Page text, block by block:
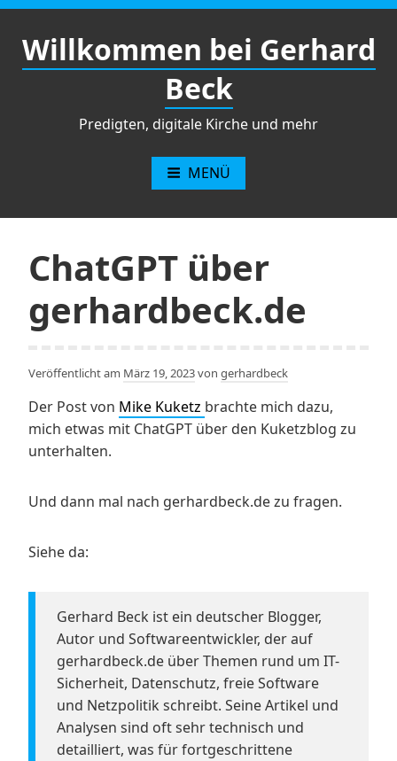
Zum
springen
Willkommen bei Gerhard
Beck
Predigten, digitale Kirche und mehr
MENÜ
ChatGPT über
gerhardbeck.de
Veröffentlicht am März 19, 2023von gerhardbeck
Der Post von Mike Kuketz brachte mich dazu,
mich etwas mit ChatGPT über den Kuketzblog zu
unterhalten.
Und dann mal nach gerhardbeck.de zu fragen.
Siehe da:
Gerhard Beck ist ein deutscher Blogger,
Autor und Softwareentwickler, der auf
gerhardbeck.de über Themen rund um IT-
Sicherheit, Datenschutz, freie Software
und Netzpolitik schreibt. Seine Artikel und
Analysen sind oft sehr technisch und
detailliert, was für fortgeschrittene